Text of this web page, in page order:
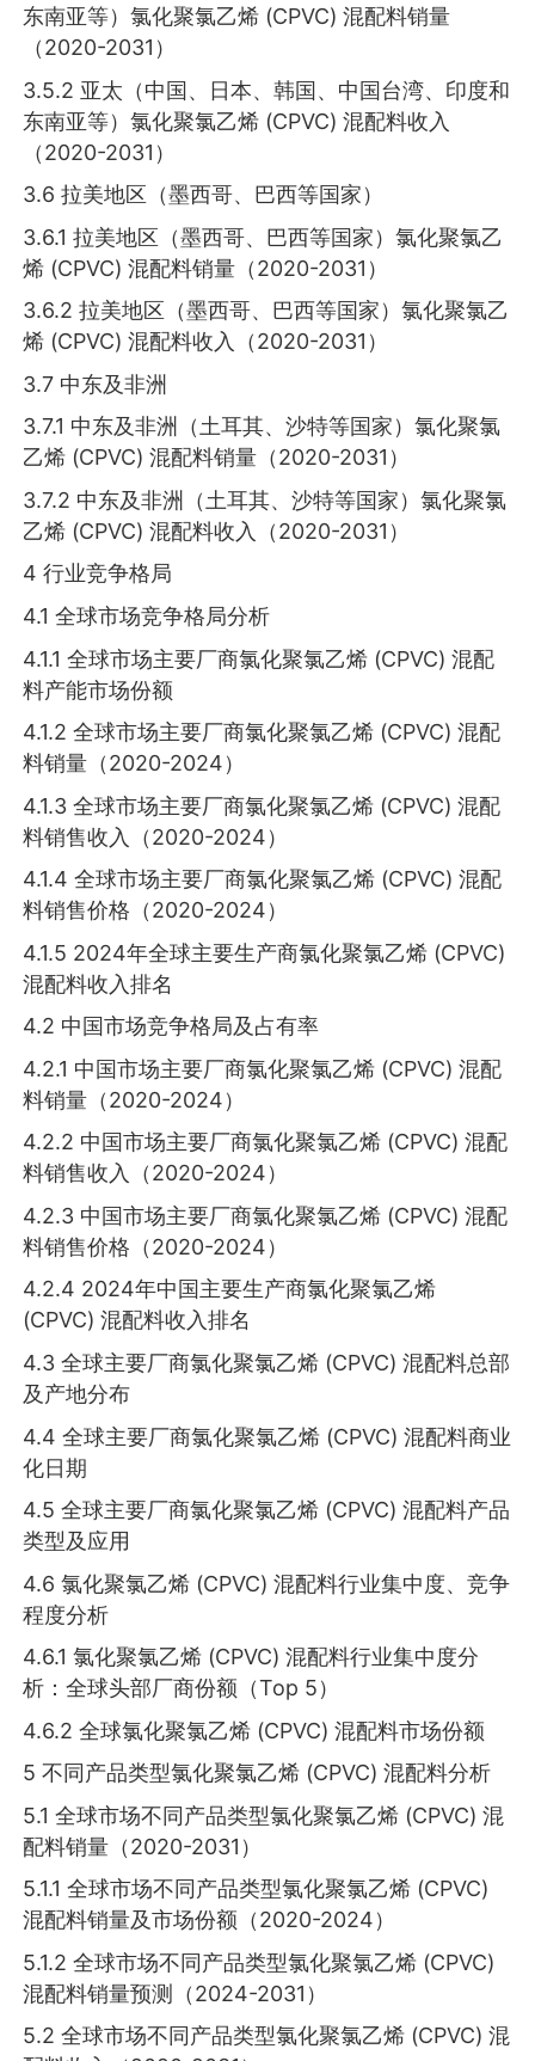
东南亚等）氯化聚氯乙烯 (CPVC) 混配料销量
（2020-2031）
3.5.2 亚太（中国、日本、韩国、中国台湾、印度和
东南亚等）氯化聚氯乙烯 (CPVC) 混配料收入
（2020-2031）
3.6 拉美地区（墨西哥、巴西等国家）
3.6.1 拉美地区（墨西哥、巴西等国家）氯化聚氯乙
烯 (CPVC) 混配料销量（2020-2031）
3.6.2 拉美地区（墨西哥、巴西等国家）氯化聚氯乙
烯 (CPVC) 混配料收入（2020-2031）
3.7 中东及非洲
3.7.1 中东及非洲（土耳其、沙特等国家）氯化聚氯
乙烯 (CPVC) 混配料销量（2020-2031）
3.7.2 中东及非洲（土耳其、沙特等国家）氯化聚氯
乙烯 (CPVC) 混配料收入（2020-2031）
4 行业竞争格局
4.1 全球市场竞争格局分析
4.1.1 全球市场主要厂商氯化聚氯乙烯 (CPVC) 混配
料产能市场份额
4.1.2 全球市场主要厂商氯化聚氯乙烯 (CPVC) 混配
料销量（2020-2024）
4.1.3 全球市场主要厂商氯化聚氯乙烯 (CPVC) 混配
料销售收入（2020-2024）
4.1.4 全球市场主要厂商氯化聚氯乙烯 (CPVC) 混配
料销售价格（2020-2024）
4.1.5 2024年全球主要生产商氯化聚氯乙烯 (CPVC)
混配料收入排名
4.2 中国市场竞争格局及占有率
4.2.1 中国市场主要厂商氯化聚氯乙烯 (CPVC) 混配
料销量（2020-2024）
4.2.2 中国市场主要厂商氯化聚氯乙烯 (CPVC) 混配
料销售收入（2020-2024）
4.2.3 中国市场主要厂商氯化聚氯乙烯 (CPVC) 混配
料销售价格（2020-2024）
4.2.4 2024年中国主要生产商氯化聚氯乙烯
(CPVC) 混配料收入排名
4.3 全球主要厂商氯化聚氯乙烯 (CPVC) 混配料总部
及产地分布
4.4 全球主要厂商氯化聚氯乙烯 (CPVC) 混配料商业
化日期
4.5 全球主要厂商氯化聚氯乙烯 (CPVC) 混配料产品
类型及应用
4.6 氯化聚氯乙烯 (CPVC) 混配料行业集中度、竞争
程度分析
4.6.1 氯化聚氯乙烯 (CPVC) 混配料行业集中度分
析：全球头部厂商份额（Top 5）
4.6.2 全球氯化聚氯乙烯 (CPVC) 混配料市场份额
5 不同产品类型氯化聚氯乙烯 (CPVC) 混配料分析
5.1 全球市场不同产品类型氯化聚氯乙烯 (CPVC) 混
配料销量（2020-2031）
5.1.1 全球市场不同产品类型氯化聚氯乙烯 (CPVC)
混配料销量及市场份额（2020-2024）
5.1.2 全球市场不同产品类型氯化聚氯乙烯 (CPVC)
混配料销量预测（2024-2031）
5.2 全球市场不同产品类型氯化聚氯乙烯 (CPVC) 混